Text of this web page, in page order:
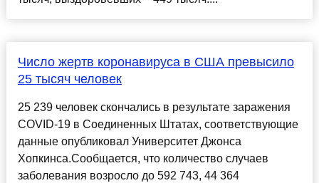
Число жертв коронавируса в США превысило
25 тысяч человек
25 239 человек скончались в результате заражения
COVID-19 в Соединенных Штатах, соответствующие
данные опубликовал Университет Джонса
Хопкинса.Сообщается, что количество случаев
заболевания возросло до 592 743, 44 364